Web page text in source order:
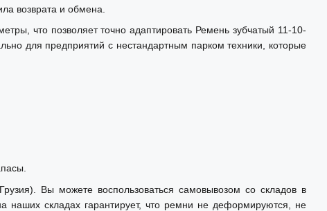
возврата и обмена.
что позволяет точно адаптировать Ремень зубчатый 11-10-
для предприятий с нестандартным парком техники, которые
Вы можете воспользоваться самовывозом со складов в
наших складах гарантирует, что ремни не деформируются, не